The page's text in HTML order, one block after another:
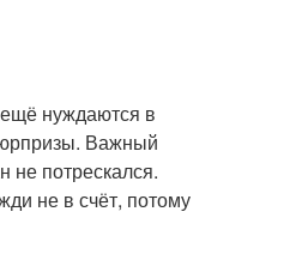
нуждаются в
Важный
не потрескался.
не в счёт, потому